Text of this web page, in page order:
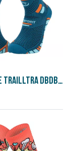
CHAUSSETTE TRAILLTRA DBDB BEEBEER